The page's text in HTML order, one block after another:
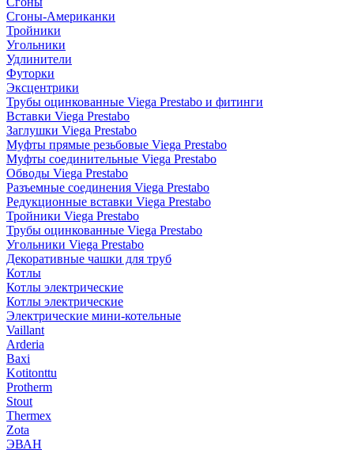
Сгоны-Американки
Тройники
Угольники
Удлинители
Футорки
Эксцентрики
Трубы оцинкованные Viega Prestabo и фитинги
Вставки Viega Prestabo
Заглушки Viega Prestabo
Муфты прямые резьбовые Viega Prestabo
Муфты соединительные Viega Prestabo
Обводы Viega Prestabo
Разъемные соединения Viega Prestabo
Редукционные вставки Viega Prestabo
Тройники Viega Prestabo
Трубы оцинкованные Viega Prestabo
Угольники Viega Prestabo
Декоративные чашки для труб
Котлы
Котлы электрические
Котлы электрические
Электрические мини-котельные
Vaillant
Arderia
Baxi
Kotitonttu
Protherm
Stout
Thermex
Zota
ЭВАН